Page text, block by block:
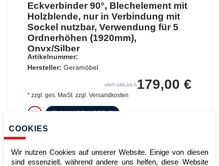
Eckverbinder 90°, Blechelement mit
Holzblende, nur in Verbindung mit
Sockel nutzbar, Verwendung für 5
Ordnerhöhen (1920mm),
Onyx/Silber
Artikelnummer:
Hersteller: Geramöbel
UVP 186,16 €179,00 €
* zzgl. ges. MwSt.zzgl. Versandkosten
ZUM WARENKORB
COOKIES
Wir nutzen Cookies auf unserer Website. Einige von diesen
sind essenziell, während andere uns helfen, diese Website